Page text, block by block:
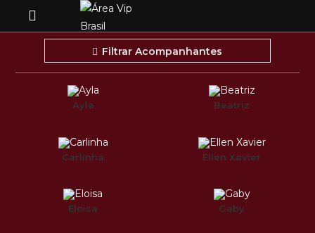
Filtrar Acompanhantes
Ayla Beatriz
Carlinha Ellen Xavier
Eloisa Gaby